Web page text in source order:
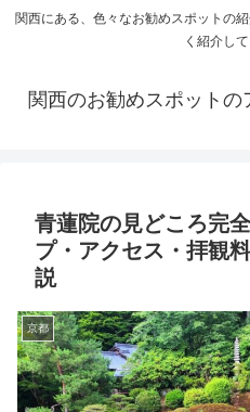
関西にある、色々なお勧めスポットの
く紹介し
関西のお勧めスポット
青蓮院の見どころ完
プ・アクセス・拝観
説
京都